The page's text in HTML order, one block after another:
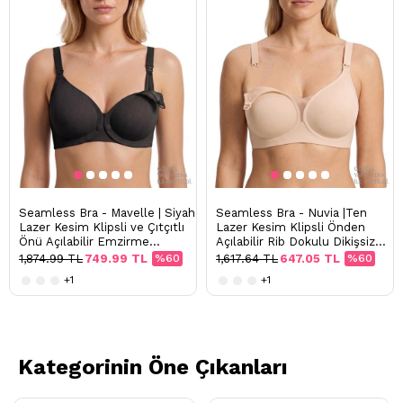
Seamless Bra - Mavelle | Siyah
Lazer Kesim Klipsli ve Çıtçıtlı
Önü Açılabilir Emzirme
Sütyeni
%60
749.99 TL
1,874.99 TL
+1
Seamless Bra - Nuvia |Ten
Lazer Kesim Klipsli Önden
Açılabilir Rib Dokulu Dikişsiz
Emzirme Sütyeni
%60
647.05 TL
1,617.64 TL
+1
Kategorinin Öne Çıkanları